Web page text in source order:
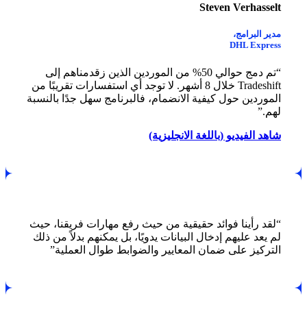
Steven Verhasselt
مدير البرامج،
DHL Express
“تم دمج حوالي 50% من الموردين الذين زقدمناهم إلى
Tradeshift خلال 8 أشهر. لا توجد أي استفسارات تقريبًا من
الموردين حول كيفية الانضمام، فالبرنامج سهل جدًا بالنسبة
لهم.”
شاهد الفيديو (باللغة الانجليزية)
“لقد رأينا فوائد حقيقية من حيث رفع مهارات فريقنا، حيث
لم يعد عليهم إدخال البيانات يدويًا، بل يمكنهم بدلاً من ذلك
التركيز على ضمان المعايير والضوابط طوال العملية”